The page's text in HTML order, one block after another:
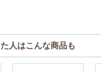
人はこんな商品も